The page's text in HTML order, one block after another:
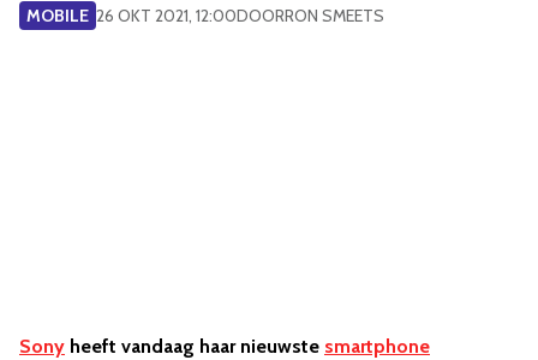
MOBILE 26 OKT 2021, 12:00DOORRON SMEETS
Sony heeft vandaag haar nieuwste smartphone